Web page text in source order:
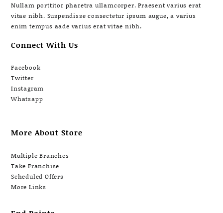
Nullam porttitor pharetra ullamcorper. Praesent varius erat
vitae nibh. Suspendisse consectetur ipsum augue, a varius
enim tempus aade varius erat vitae nibh.
Connect With Us
Facebook
Twitter
Instagram
Whatsapp
More About Store
Multiple Branches
Take Franchise
Scheduled Offers
More Links